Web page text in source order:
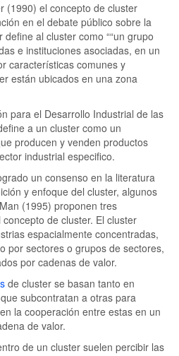
(1990) el concepto de cluster
en el debate público sobre la
define al cluster como “un grupo
e instituciones asociadas, en un
características comunes y
están ubicados en una zona
para el Desarrollo Industrial de las
a un cluster como un
producen y venden productos
industrial especifico.
un consenso en la literatura
y enfoque del cluster, algunos
(1995) proponen tres
de cluster. El cluster
espacialmente concentradas,
por sectores o grupos de sectores,
por cadenas de valor.
de cluster se basan tanto en
subcontratan a otras para
la cooperación entre estas en un
de valor.
de un cluster suelen percibir las